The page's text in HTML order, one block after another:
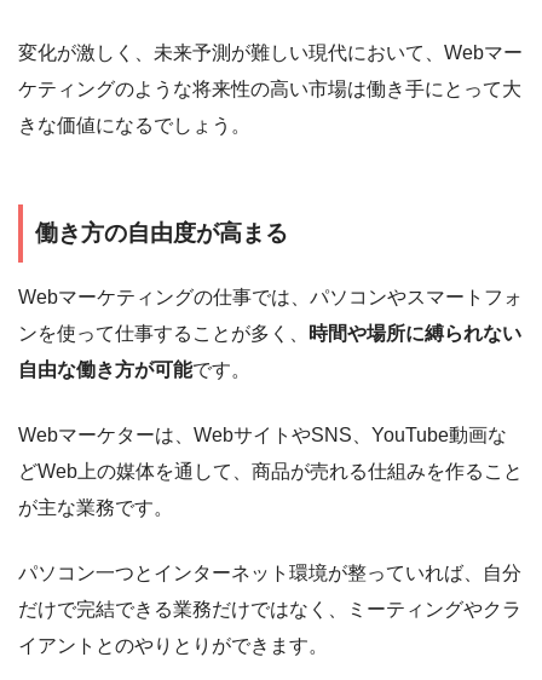
変化が激しく、未来予測が難しい現代において、Webマー
ケティングのような将来性の高い市場は働き手にとって大
きな価値になるでしょう。
働き方の自由度が高まる
Webマーケティングの仕事では、パソコンやスマートフォ
ンを使って仕事することが多く、
時間や場所に縛られない
自由な働き方が可能です。
Webマーケターは、WebサイトやSNS、YouTube動画な
どWeb上の媒体を通して、商品が売れる仕組みを作ること
が主な業務です。
パソコン一つとインターネット環境が整っていれば、自分
だけで完結できる業務だけではなく、ミーティングやクラ
イアントとのやりとりができます。